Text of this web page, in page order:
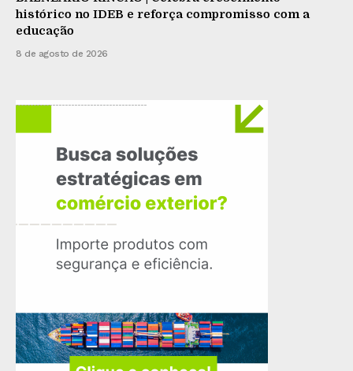
histórico no IDEB e reforça compromisso com a
educação
8 de agosto de 2026